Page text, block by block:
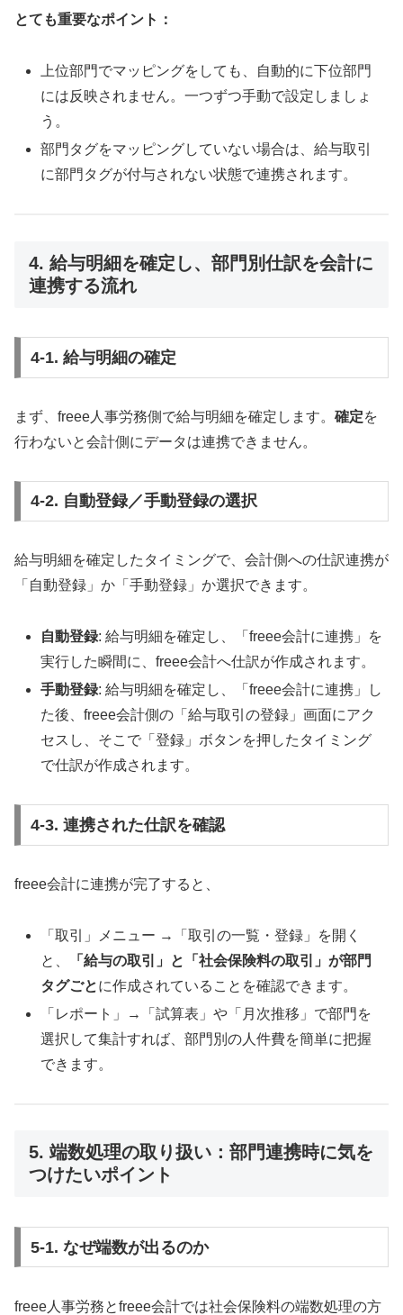
とても重要なポイント：
上位部門でマッピングをしても、自動的に下位部門
には反映されません。一つずつ手動で設定しましょ
う。
部門タグをマッピングしていない場合は、給与取引
に部門タグが付与されない状態で連携されます。
4. 給与明細を確定し、部門別仕訳を会計に
連携する流れ
4-1. 給与明細の確定
まず、freee人事労務側で給与明細を確定します。 確定を
行わないと会計側にデータは連携できません。
4-2. 自動登録／手動登録の選択
給与明細を確定したタイミングで、会計側への仕訳連携が
「自動登録」か「手動登録」か選択できます。
自動登録: 給与明細を確定し、「freee会計に連携」を
実行した瞬間に、freee会計へ仕訳が作成されます。
手動登録: 給与明細を確定し、「freee会計に連携」し
た後、freee会計側の「給与取引の登録」画面にアク
セスし、そこで「登録」ボタンを押したタイミング
で仕訳が作成されます。
4-3. 連携された仕訳を確認
freee会計に連携が完了すると、
「取引」メニュー →「取引の一覧・登録」を開く
と、
「給与の取引」と「社会保険料の取引」が部門
タグごとに作成されていることを確認できます。
「レポート」→「試算表」や「月次推移」で部門を
選択して集計すれば、部門別の人件費を簡単に把握
できます。
5. 端数処理の取り扱い：部門連携時に気を
つけたいポイント
5-1. なぜ端数が出るのか
freee人事労務とfreee会計では社会保険料の端数処理の方